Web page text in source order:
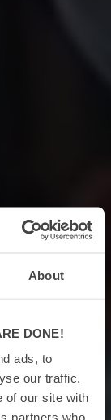
About
DONE!
ads, to
our traffic.
of our site with
partners who